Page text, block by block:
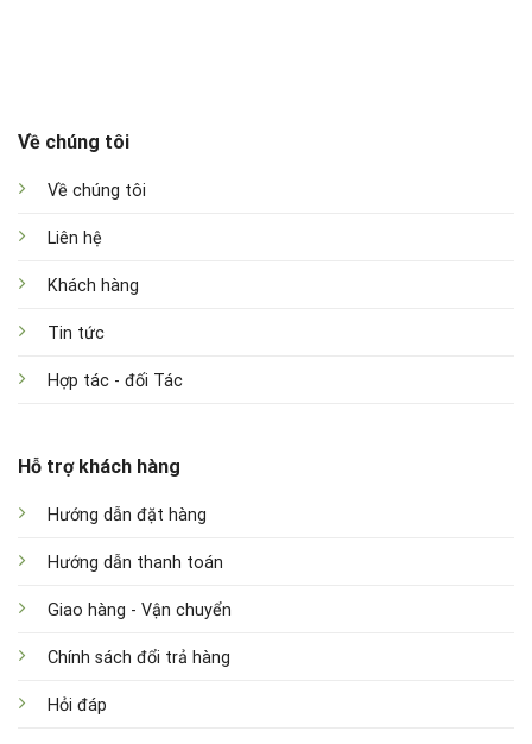
Về chúng tôi
Về chúng tôi
Liên hệ
Khách hàng
Tin tức
Hợp tác - đối Tác
Hỗ trợ khách hàng
Hướng dẫn đặt hàng
Hướng dẫn thanh toán
Giao hàng - Vận chuyển
Chính sách đổi trả hàng
Hỏi đáp